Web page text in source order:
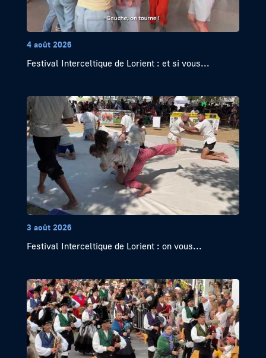
4 août 2026
Festival Interceltique de Lorient : et si vous...
3 août 2026
Festival Interceltique de Lorient : on vous...